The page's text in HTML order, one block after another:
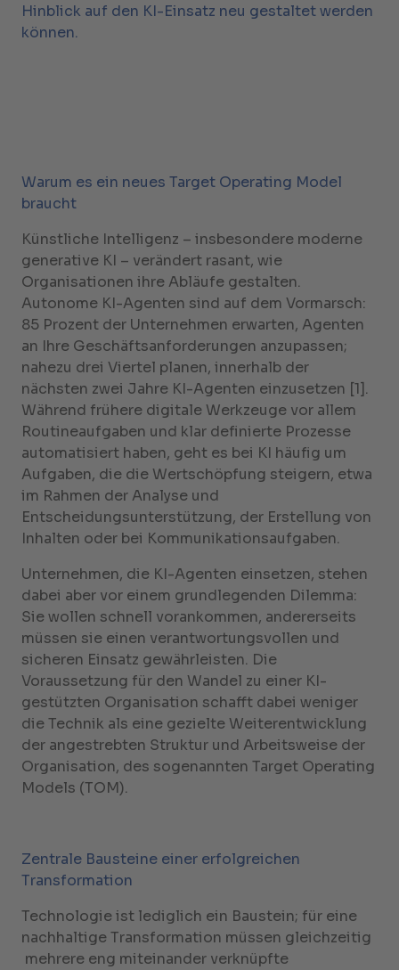
Hinblick auf den KI-Einsatz neu gestaltet werden
können.
Warum es ein neues Target Operating Model
braucht
Künstliche Intelligenz – insbesondere moderne
generative KI – verändert rasant, wie
Organisationen ihre Abläufe gestalten.
Autonome KI-Agenten sind auf dem Vormarsch:
85 Prozent der Unternehmen erwarten, Agenten
an Ihre Geschäftsanforderungen anzupassen;
nahezu drei Viertel planen, innerhalb der
nächsten zwei Jahre KI-Agenten einzusetzen [1].
Während frühere digitale Werkzeuge vor allem
Routineaufgaben und klar definierte Prozesse
automatisiert haben, geht es bei KI häufig um
Aufgaben, die die Wertschöpfung steigern, etwa
im Rahmen der Analyse und
Entscheidungsunterstützung, der Erstellung von
Inhalten oder bei Kommunikationsaufgaben.
Unternehmen, die KI-Agenten einsetzen, stehen
dabei aber vor einem grundlegenden Dilemma:
Sie wollen schnell vorankommen, andererseits
müssen sie einen verantwortungsvollen und
sicheren Einsatz gewährleisten. Die
Voraussetzung für den Wandel zu einer KI-
gestützten Organisation schafft dabei weniger
die Technik als eine gezielte Weiterentwicklung
der angestrebten Struktur und Arbeitsweise der
Organisation, des sogenannten Target Operating
Models (TOM).
Zentrale Bausteine einer erfolgreichen
Transformation
Technologie ist lediglich ein Baustein; für eine
nachhaltige Transformation müssen gleichzeitig
mehrere eng miteinander verknüpfte